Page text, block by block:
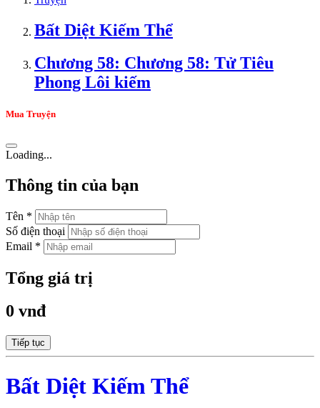
Bất Diệt Kiếm Thể
Chương 58: Chương 58: Tử Tiêu
Phong Lôi kiếm
Mua Truyện
Loading...
Thông tin của bạn
Tên *
Số điện thoại
Email *
Tổng giá trị
0 vnđ
Tiếp tục
Bất Diệt Kiếm Thể